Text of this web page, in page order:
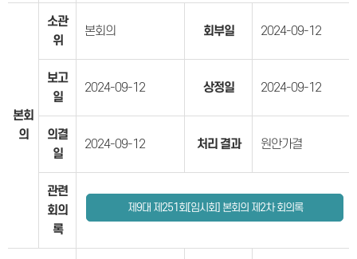
본회
의
소관
위
본회의 회부일 2024-09-12
보고
일
2024-09-12 상정일 2024-09-12
의결
일
2024-09-12 처리 결과 원안가결
관련
회의
록
제9대 제251회[임시회] 본회의 제2차 회의록